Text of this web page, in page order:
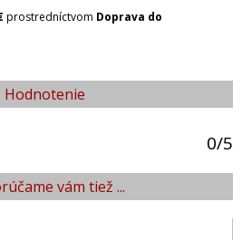
prostredníctvom Doprava do
Hodnotenie
0/5
vám tiež ...